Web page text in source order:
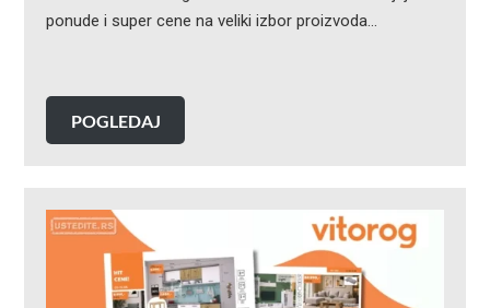
ponude i super cene na veliki izbor proizvoda…
POGLEDAJ